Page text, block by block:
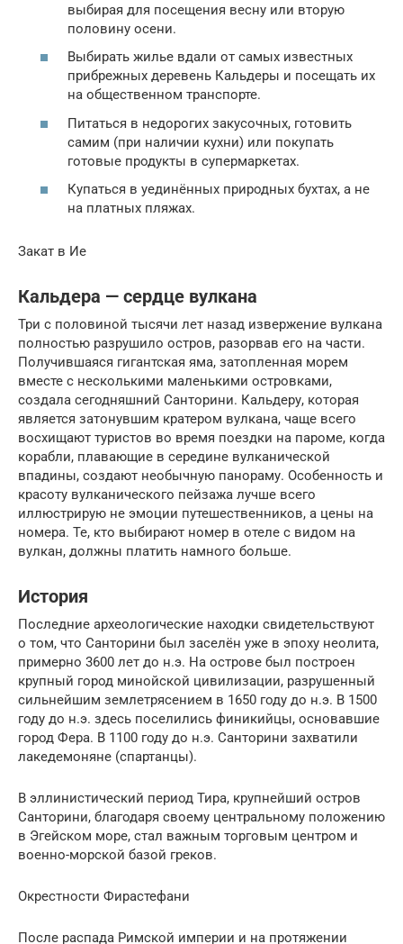
выбирая для посещения весну или вторую
половину осени.
Выбирать жилье вдали от самых известных
прибрежных деревень Кальдеры и посещать их
на общественном транспорте.
Питаться в недорогих закусочных, готовить
самим (при наличии кухни) или покупать
готовые продукты в супермаркетах.
Купаться в уединённых природных бухтах, а не
на платных пляжах.
Закат в Ие
Кальдера — сердце вулкана
Три с половиной тысячи лет назад извержение вулкана
полностью разрушило остров, разорвав его на части.
Получившаяся гигантская яма, затопленная морем
вместе с несколькими маленькими островками,
создала сегодняшний Санторини. Кальдеру, которая
является затонувшим кратером вулкана, чаще всего
восхищают туристов во время поездки на пароме, когда
корабли, плавающие в середине вулканической
впадины, создают необычную панораму. Особенность и
красоту вулканического пейзажа лучше всего
иллюстрирую не эмоции путешественников, а цены на
номера. Те, кто выбирают номер в отеле с видом на
вулкан, должны платить намного больше.
История
Последние археологические находки свидетельствуют
о том, что Санторини был заселён уже в эпоху неолита,
примерно 3600 лет до н.э. На острове был построен
крупный город минойской цивилизации, разрушенный
сильнейшим землетрясением в 1650 году до н.э. В 1500
году до н.э. здесь поселились финикийцы, основавшие
город Фера. В 1100 году до н.э. Санторини захватили
лакедемоняне (спартанцы).
В эллинистический период Тира, крупнейший остров
Санторини, благодаря своему центральному положению
в Эгейском море, стал важным торговым центром и
военно-морской базой греков.
Окрестности Фирастефани
После распада Римской империи и на протяжении